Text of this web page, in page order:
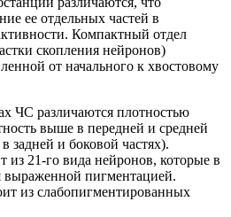
ее отдельных частей в
Компактный отдел
скопления нейронов)
от начального к хвостовому
ЧС различаются плотностью
выше в передней и средней
задней и боковой частях).
из 21-го вида нейронов, которые в
выраженной пигментацией.
из слабопигментированных